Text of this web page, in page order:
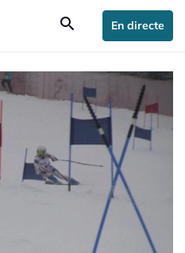
search En directe